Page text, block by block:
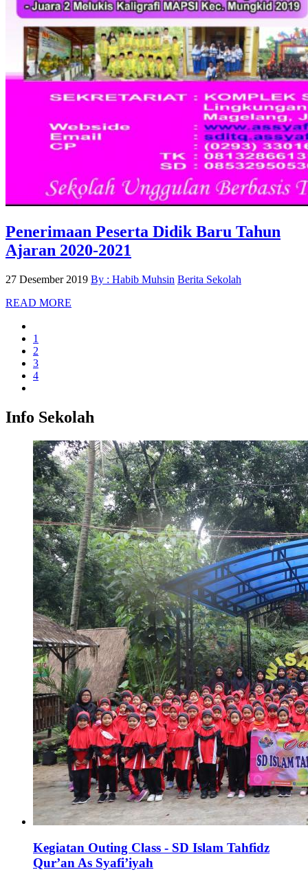
Penerimaan Peserta Didik Baru Tahun
Ajaran 2020-2021
27 Desember 2019 By : Habib Muhsin Berita Sekolah
READ MORE
1
2
3
4
Info Sekolah
Kegiatan Outing Class - SD Islam Tahfidz
Qur’an As Syafi’iyah